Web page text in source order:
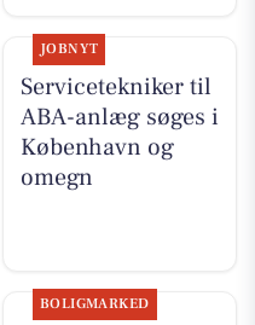
JOBNYT
Servicetekniker til
ABA-anlæg søges i
København og
omegn
BOLIGMARKED